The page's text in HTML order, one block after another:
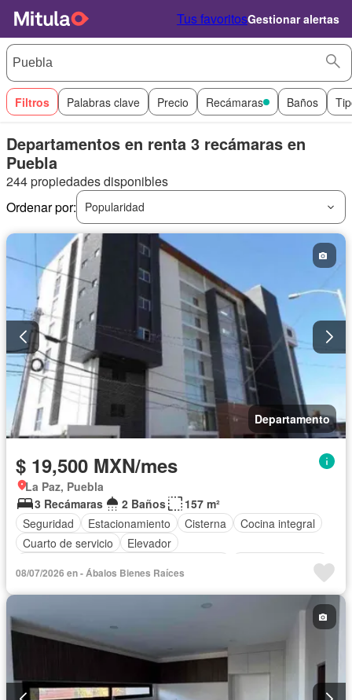
Tus favoritosGestionar alertas
Filtros Palabras clave Precio Recámaras Baños
Departamentos en renta 3 recámaras en
Puebla
244 propiedades disponibles
Ordenar por:
Popularidad
Departamento
$ 19,500 MXN/mes
La Paz, Puebla
3 Recámaras
2 Baños
157 m²
Seguridad
Estacionamiento Cisterna
Cocina integral
Cuarto de servicio
Elevador
Cocina equipada
Sala polivalente
Bodega Azotea
Recámara con closet
Sin amueblar
08/07/2026 en - Ábalos Bienes Raíces